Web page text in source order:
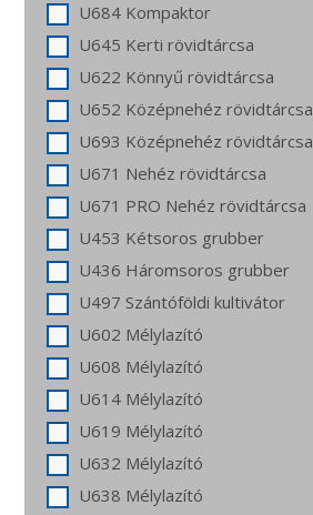
U684 Kompaktor
U645 Kerti rövidtárcsa
U622 Könnyű rövidtárcsa
U652 Középnehéz rövidtárcsa
U693 Középnehéz rövidtárcsa
U671 Nehéz rövidtárcsa
U671 PRO Nehéz rövidtárcsa
U453 Kétsoros grubber
U436 Háromsoros grubber
U497 Szántóföldi kultivátor
U602 Mélylazító
U608 Mélylazító
U614 Mélylazító
U619 Mélylazító
U632 Mélylazító
U638 Mélylazító